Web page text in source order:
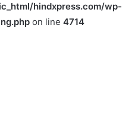
hindxpress.com/wp-
on line 4714